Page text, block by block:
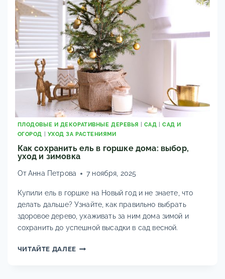
ЛЕЧЕНИЕ
ПЛОДОВЫЕ И ДЕКОРАТИВНЫЕ ДЕРЕВЬЯ САД |САД И
ОГОРОД
УХОД ЗА РАСТЕНИЯМИ
Как сохранить ель в горшке дома: выбор,
уход и зимовка
ОтАнна Петрова 7 ноября, 2025
Купили ель в горшке на Новый год и не знаете, что
делать дальше? Узнайте, как правильно выбрать
здоровое дерево, ухаживать за ним дома зимой и
сохранить до успешной высадки в сад весной.
ЧИТАЙТЕ ДАЛЕЕКАК